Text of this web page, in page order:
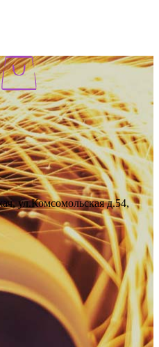
ул.Комсомольская д.54,